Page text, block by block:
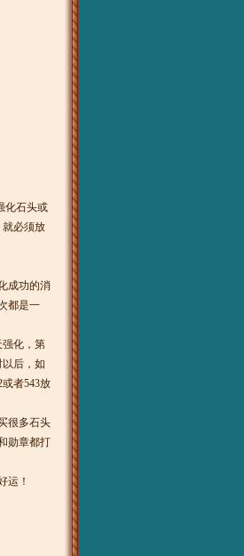
化石头或
就必须放
成功的消
都是一
化，第
后，如
者543放
很多石头
勋章都打
运！